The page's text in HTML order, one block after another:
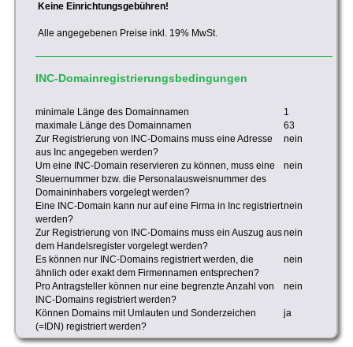
Keine Einrichtungsgebühren!
Alle angegebenen Preise inkl. 19% MwSt.
INC-Domainregistrierungsbedingungen
minimale Länge des Domainnamen
1
maximale Länge des Domainnamen
63
Zur Registrierung von INC-Domains muss eine Adresse
aus Inc angegeben werden?
nein
Um eine INC-Domain reservieren zu können, muss eine
Steuernummer bzw. die Personalausweisnummer des
Domaininhabers vorgelegt werden?
nein
Eine INC-Domain kann nur auf eine Firma in Inc registriert
werden?
nein
Zur Registrierung von INC-Domains muss ein Auszug aus
dem Handelsregister vorgelegt werden?
nein
Es können nur INC-Domains registriert werden, die
ähnlich oder exakt dem Firmennamen entsprechen?
nein
Pro Antragsteller können nur eine begrenzte Anzahl von
INC-Domains registriert werden?
nein
Können Domains mit Umlauten und Sonderzeichen
(=IDN) registriert werden?
ja